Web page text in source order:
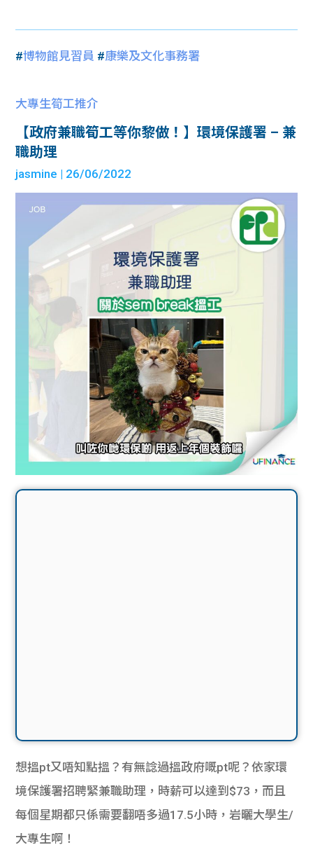
#博物館見習員 #康樂及文化事務署
大專生筍工推介
【政府兼職筍工等你黎做！】環境保護署 – 兼
職助理
jasmine | 26/06/2022
想搵pt又唔知點搵？有無諗過搵政府嘅pt呢？依家環
境保護署招聘緊兼職助理，時薪可以達到$73，而且
每個星期都只係需要翻唔多過17.5小時，岩曬大學生/
大專生啊！